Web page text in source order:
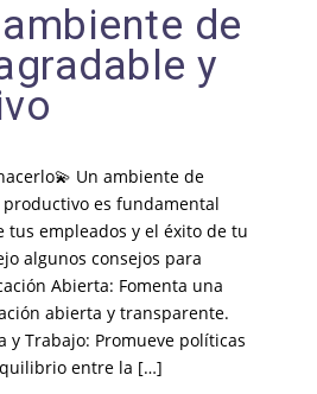
de
y
Un ambiente de
es fundamental
tus empleados y el éxito de tu
algunos consejos para
Abierta: Fomenta una
abierta y transparente.
y Trabajo: Promueve políticas
entre la […]